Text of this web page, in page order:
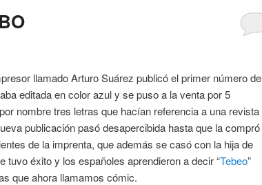
llamado Arturo Suárez publicó el primer número de
editada en color azul y se puso a la venta por 5
nombre tres letras que hacían referencia a una revista
publicación pasó desapercibida hasta que la compró
de la imprenta, que además se casó con la hija de
tuvo éxito y los españoles aprendieron a decir “Tebeo”
que ahora llamamos cómic.